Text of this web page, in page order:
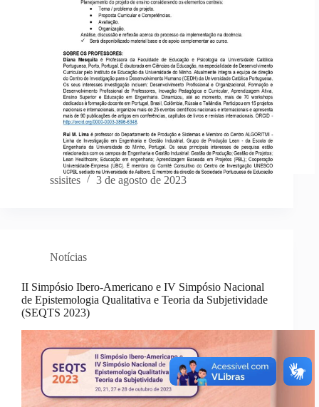
ssisites 3 de agosto de 2023
Notícias
II Simpósio Ibero-Americano e IV Simpósio Nacional
de Epistemologia Qualitativa e Teoria da Subjetividade
(SEQTS 2023)